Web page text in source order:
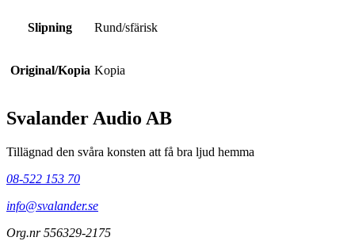
Slipning Rund/sfärisk
Original/Kopia Kopia
Svalander Audio AB
Tillägnad den svåra konsten att få bra ljud hemma
08-522 153 70
info@svalander.se
Org.nr 556329-2175